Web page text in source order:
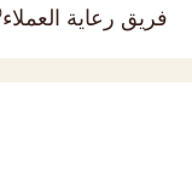
فريق رعاية العملاء